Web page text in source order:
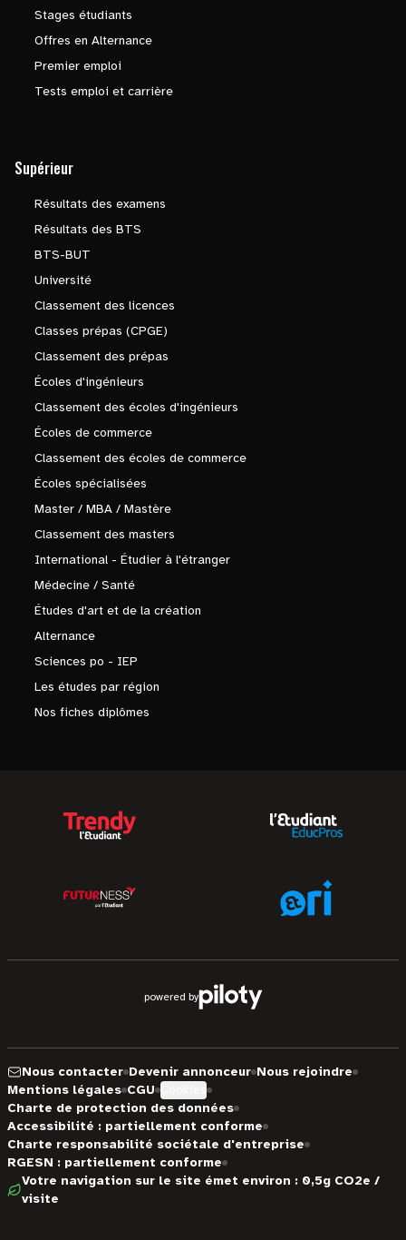
Stages étudiants
Offres en Alternance
Premier emploi
Tests emploi et carrière
Supérieur
Résultats des examens
Résultats des BTS
BTS-BUT
Université
Classement des licences
Classes prépas (CPGE)
Classement des prépas
Écoles d'ingénieurs
Classement des écoles d'ingénieurs
Écoles de commerce
Classement des écoles de commerce
Écoles spécialisées
Master / MBA / Mastère
Classement des masters
International - Étudier à l'étranger
Médecine / Santé
Études d'art et de la création
Alternance
Sciences po - IEP
Les études par région
Nos fiches diplômes
powered by
Nous contacter Devenir annonceur Nous rejoindre
Mentions légales CGU
Charte de protection des données
Accessibilité : partiellement conforme
Charte responsabilité sociétale d'entreprise
RGESN : partiellement conforme
Votre navigation sur le site émet environ : 0,5g CO2e /
visite